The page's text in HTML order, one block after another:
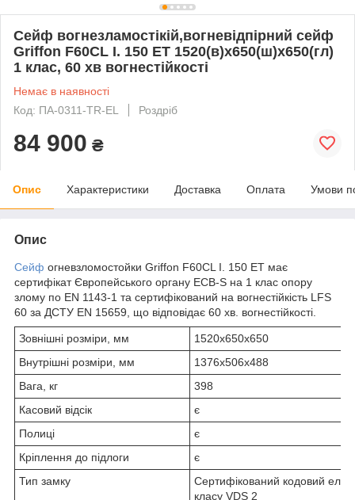
Сейф вогнезламостікій,вогневідпірний сейф
Griffon F60CL I. 150 ET 1520(в)х650(ш)х650(гл)
1 клас, 60 хв вогнестійкості
Немає в наявності
Код: ПА-0311-TR-EL
Роздріб
84 900 ₴
Опис Характеристики Доставка Оплата Умови
Опис
Сейф огневзломостойки Griffon F60CL I. 150 ET має
сертифікат Європейського органу ECB-S на 1 клас опору
злому по EN 1143-1 та сертифікований на вогнестійкість LFS
60 за ДСТУ EN 15659, що відповідає 60 хв. вогнестійкості.
Зовнішні розміри, мм
1520х650х650
Внутрішні розміри, мм
1376х506х488
Вага, кг
398
Касовий відсік
є
Полиці
є
Кріплення до підлоги
є
Тип замку
Сертифікований кодовий
класу VDS 2